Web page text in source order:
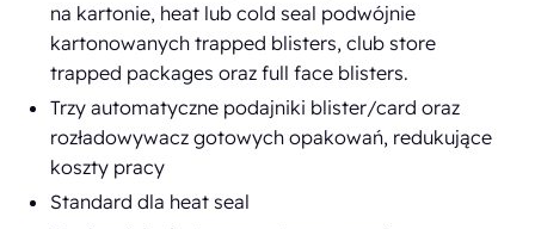
na kartonie, heat lub cold seal podwójnie
kartonowanych trapped blisters, club store
trapped packages oraz full face blisters.
Trzy automatyczne podajniki blister/card oraz
rozładowywacz gotowych opakowań, redukujące
koszty pracy
Standard dla heat seal